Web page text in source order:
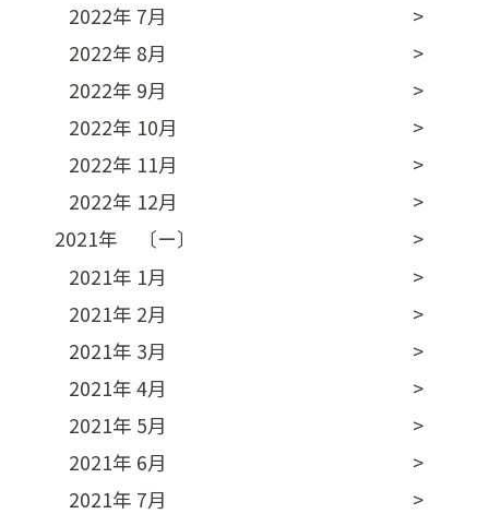
2022年 7月
2022年 8月
2022年 9月
2022年 10月
2022年 11月
2022年 12月
2021年 〔ー〕
2021年 1月
2021年 2月
2021年 3月
2021年 4月
2021年 5月
2021年 6月
2021年 7月